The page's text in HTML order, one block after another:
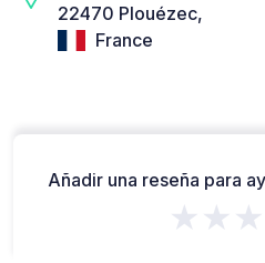
22470 Plouézec,
France
Añadir una reseña para